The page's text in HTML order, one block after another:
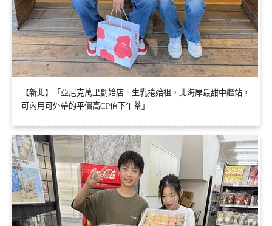
【新北】「亞尼克萬里創始店．生乳捲始祖，北海岸最甜中繼站，
可內用可外帶的平價高CP值下午茶」